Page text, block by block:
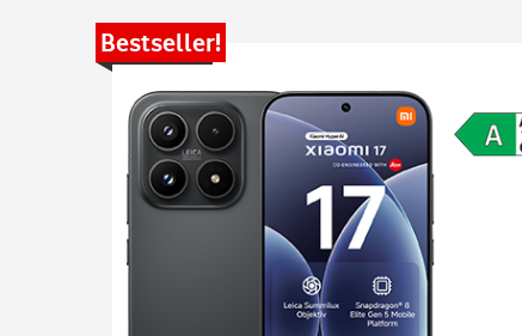
Bestseller!